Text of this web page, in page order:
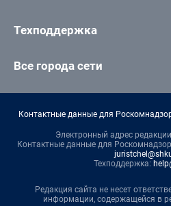
Техподдержка
Все города сети
Контактные данные для
Электронный адрес
Контактные данные для
Техподдержка:
Редакция сайта не несет
информации, содержащейся в